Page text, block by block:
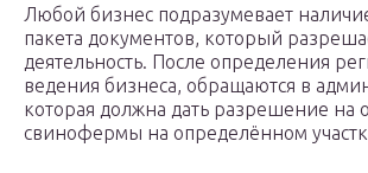
Любой бизнес подразумевает
пакета документов, который
деятельность. После определения
ведения бизнеса, обращаются в
которая должна дать разрешение на
свинофермы на определённом